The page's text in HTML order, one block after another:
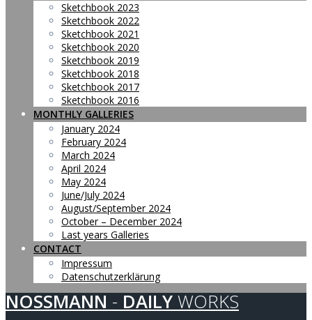
Sketchbook 2023
Sketchbook 2022
Sketchbook 2021
Sketchbook 2020
Sketchbook 2019
Sketchbook 2018
Sketchbook 2017
Sketchbook 2016
MONTHLY GALLERIES
January 2024
February 2024
March 2024
April 2024
May 2024
June/July 2024
August/September 2024
October – December 2024
Last years Galleries
CONTACT
Impressum
Datenschutzerklärung
NOSSMANN - DAILY WORKS